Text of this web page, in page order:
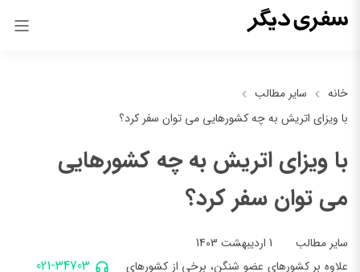
خانه
سایر مطالب
با ویزای اتریش به چه کشورهایی می توان سفر کرد؟
با ویزای اتریش به چه کشورهایی
می توان سفر کرد؟
سایر مطالب 1 اردیبهشت 1403
021-34703
علاوه بر کشورهای عضو شنگن، برخی از کشورهای